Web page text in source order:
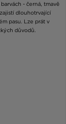
- černá, tmavě
dlouhotrvající
pasu. Lze prát v
důvodů.